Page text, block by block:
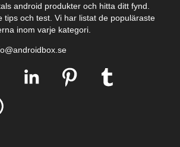
android produkter och hitta ditt fynd.
tips och test. Vi har listat de populäraste
inom varje kategori.